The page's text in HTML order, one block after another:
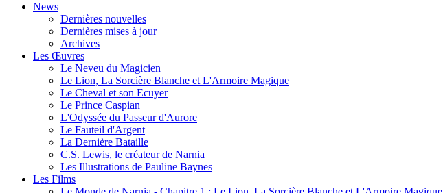
News
Dernières nouvelles
Dernières mises à jour
Archives
Les Œuvres
Le Neveu du Magicien
Le Lion, La Sorcière Blanche et L'Armoire Magique
Le Cheval et son Ecuyer
Le Prince Caspian
L'Odyssée du Passeur d'Aurore
Le Fauteil d'Argent
La Dernière Bataille
C.S. Lewis, le créateur de Narnia
Les Illustrations de Pauline Baynes
Les Films